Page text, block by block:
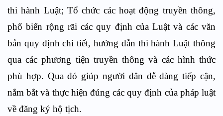
thi hành Luật; Tổ chức các hoạt động truyền thông,
phổ biến rộng rãi các quy định của Luật và các văn
bản quy định chi tiết, hướng dẫn thi hành Luật thông
qua các phương tiện truyền thông và các hình thức
phù hợp. Qua đó giúp người dân dễ dàng tiếp cận,
nắm bắt và thực hiện đúng các quy định của pháp luật
về đăng ký hộ tịch.